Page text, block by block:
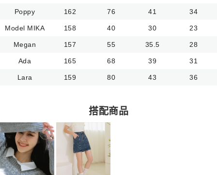
Poppy 162 76 41 34
Model MIKA 158 40 30 23
Megan 157 55 35.5 28
Ada 165 68 39 31
Lara 159 80 43 36
搭配商品